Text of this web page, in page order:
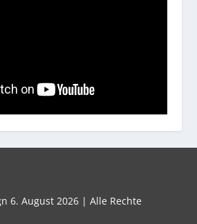
6. August 2026 | Alle Rechte